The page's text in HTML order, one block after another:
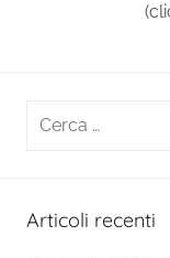
Ricerca
Articoli recenti